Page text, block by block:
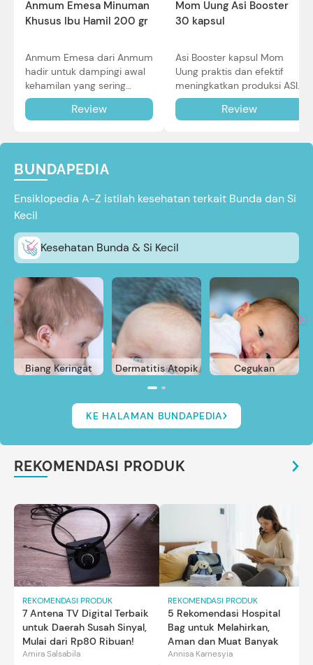
Anmum Emesa Minuman
Khusus Ibu Hamil 200 gr
Anmum Emesa dari Anmum
hadir untuk dampingi awal
kehamilan yang sering
diiringi dengan mual dan
muntah. Simak reviewnya di
Review
Mom Uung Asi Booster
30 kapsul
Asi Booster kapsul Mom
Uung praktis dan efektif
meningkatkan produksi ASI
Bunda untuk Si Kecil. Simak
review lengkapnya di sini.
Review
BUNDAPEDIA
Ensiklopedia A-Z istilah kesehatan terkait Bunda dan Si
Kecil
Kesehatan Bunda & Si Kecil
Biang Keringat Dermatitis Atopik Cegukan
KE HALAMAN BUNDAPEDIA
REKOMENDASI PRODUK
REKOMENDASI PRODUK
7 Antena TV Digital Terbaik
untuk Daerah Susah Sinyal,
Mulai dari Rp80 Ribuan!
Amira Salsabila
REKOMENDASI PRODUK
5 Rekomendasi Hospital
Bag untuk Melahirkan,
Aman dan Muat Banyak
Annisa Karnesyia